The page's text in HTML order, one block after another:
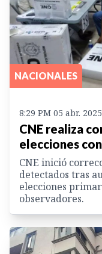
NACIONALES
8:29 PM 05 abr. 2025
CNE realiza
elecciones
CNE inició
detectados tras
elecciones
observadores.